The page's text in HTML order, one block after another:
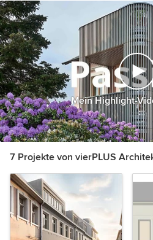
Mein Highlight-
7 Projekte von vierPLUS